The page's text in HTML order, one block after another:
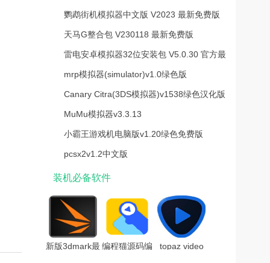
费版
鹦鹉街机模拟器中文版 V2023 最新免费版
天马G整合包 V230118 最新免费版
雷电安卓模拟器32位安装包 V5.0.30 官方最
新版
mrp模拟器(simulator)v1.0绿色版
Canary Citra(3DS模拟器)v1538绿色汉化版
MuMu模拟器v3.3.13
小霸王游戏机电脑版v1.20绿色免费版
pcsx2v1.2中文版
装机必备软件
新版3dmark最 编程猫源码编
topaz video